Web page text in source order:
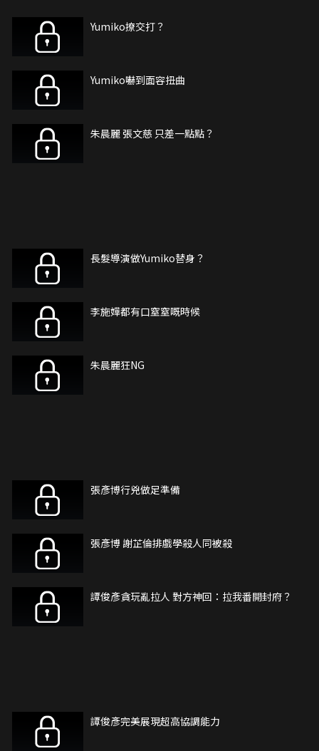
Yumiko撩交打？
Yumiko嚇到面容扭曲
朱晨麗 張文慈 只差一點點？
長髮導演做Yumiko替身？
李施嬅都有口窒窒嘅時候
朱晨麗狂NG
張彥博行兇做足準備
張彥博 謝芷倫排戲學殺人同被殺
譚俊彥貪玩亂拉人 對方神回：拉我番開封府？
譚俊彥完美展現超高協調能力